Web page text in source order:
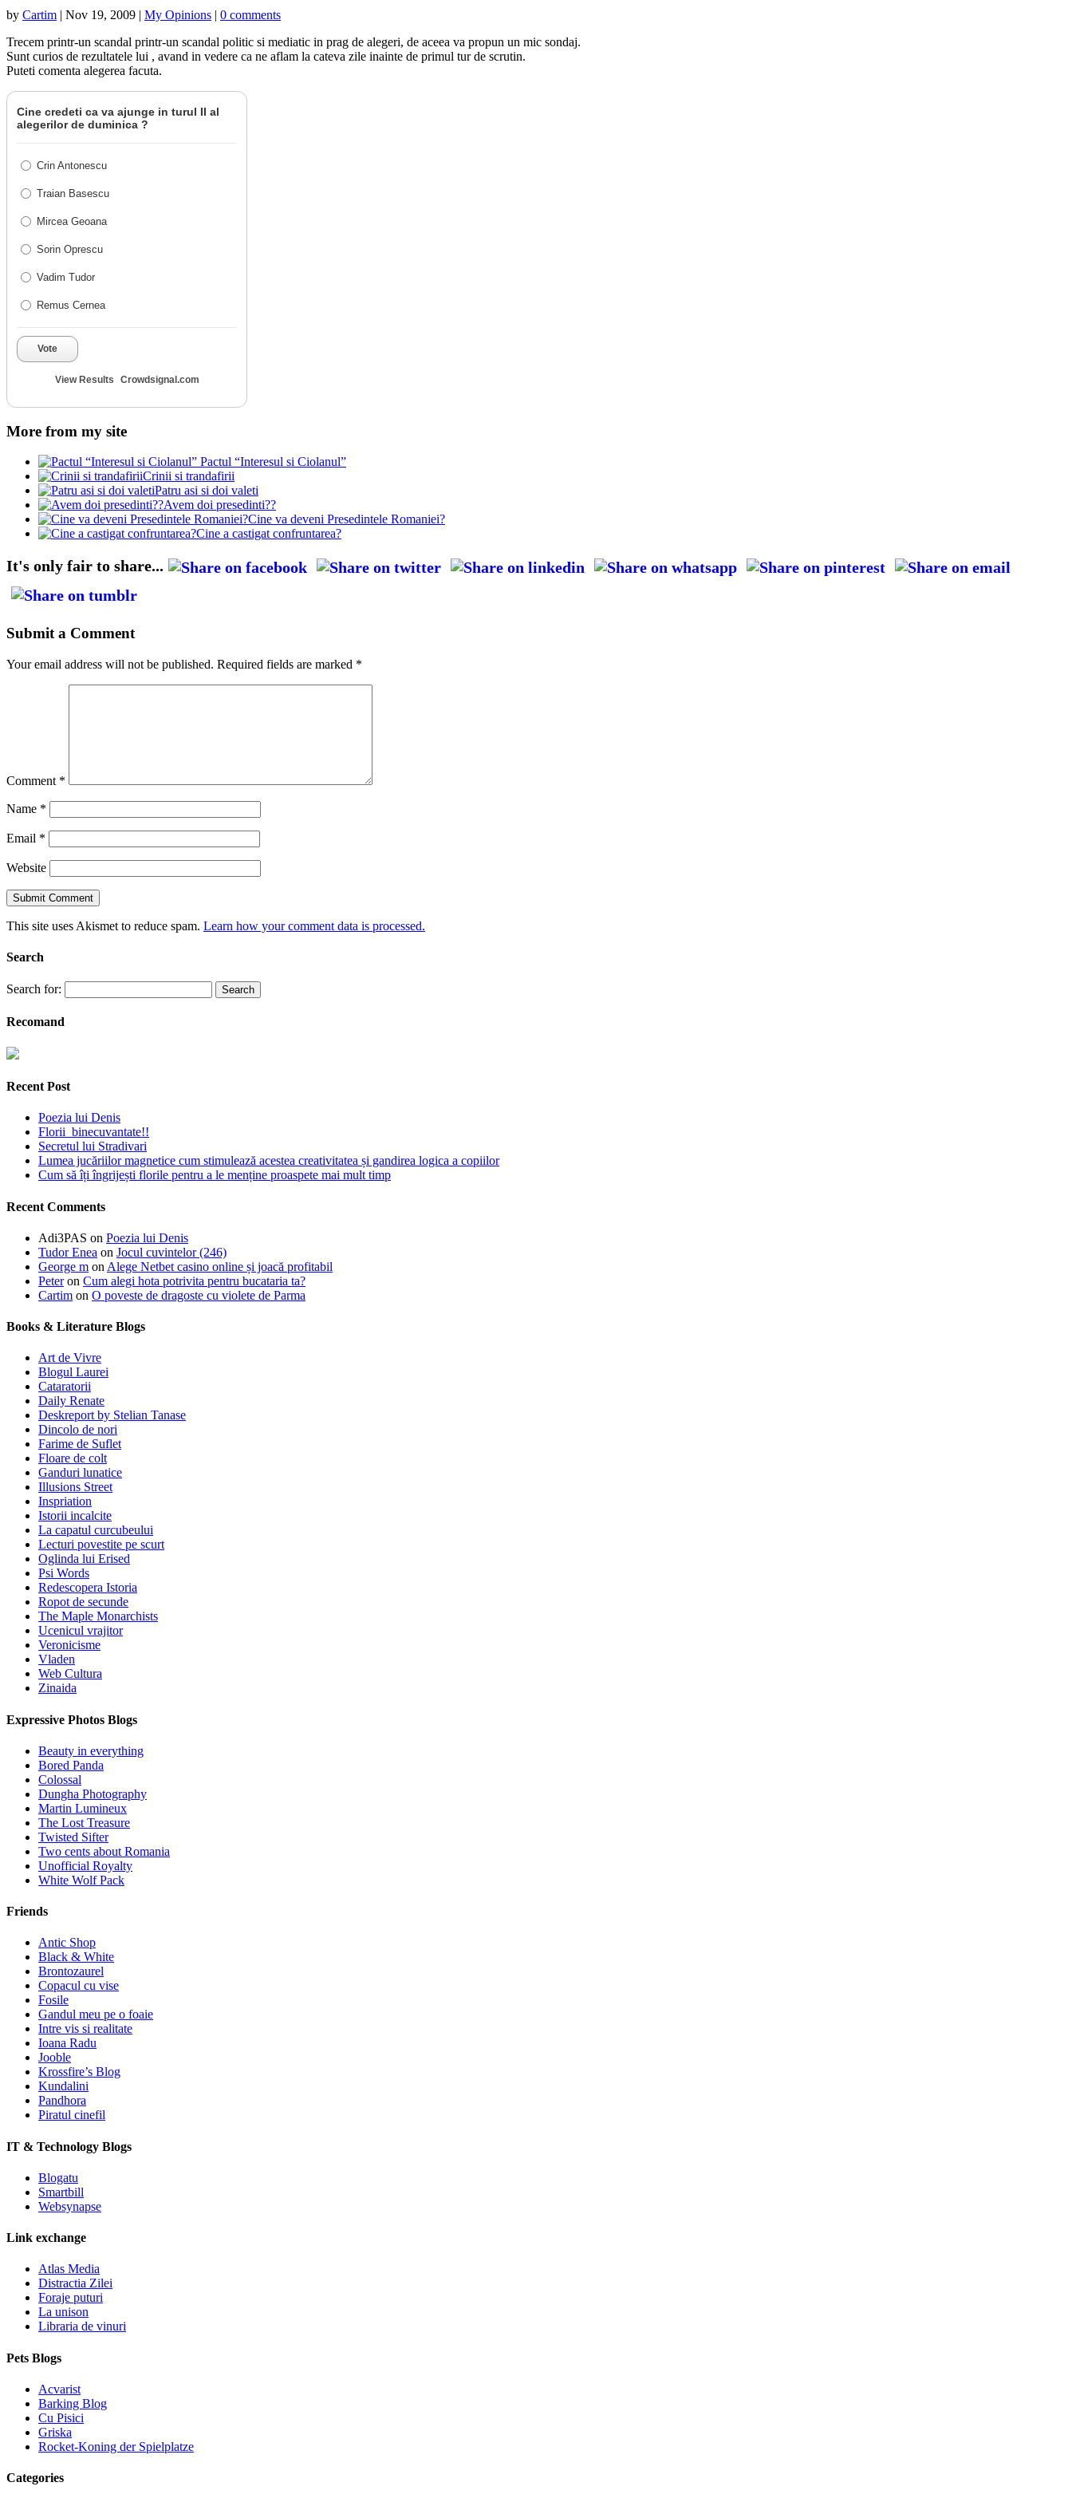
by Cartim | Nov 19, 2009 | My Opinions | 0 comments
Trecem printr-un scandal printr-un scandal politic si mediatic in prag de alegeri, de aceea va propun un mic sondaj.
Sunt curios de rezultatele lui , avand in vedere ca ne aflam la cateva zile inainte de primul tur de scrutin.
Puteti comenta alegerea facuta.
Cine credeti ca va ajunge in turul II al
alegerilor de duminica ?
Crin Antonescu
Traian Basescu
Mircea Geoana
Sorin Oprescu
Vadim Tudor
Remus Cernea
Vote
View Results Crowdsignal.com
More from my site
Pactul “Interesul si Ciolanul”
Crinii si trandafirii
Patru asi si doi valeti
Avem doi presedinti??
Cine va deveni Presedintele Romaniei?
Cine a castigat confruntarea?
It's only fair to share...
Submit a Comment
Your email address will not be published. Required fields are marked *
Comment *
Name *
Email *
Website
This site uses Akismet to reduce spam. Learn how your comment data is processed.
Search
Search for:
Recomand
Recent Post
Poezia lui Denis
Florii binecuvantate!!
Secretul lui Stradivari
Lumea jucăriilor magnetice cum stimulează acestea creativitatea și gandirea logica a copiilor
Cum să îți îngrijești florile pentru a le menține proaspete mai mult timp
Recent Comments
Adi3PAS on Poezia lui Denis
Tudor Enea on Jocul cuvintelor (246)
George m on Alege Netbet casino online și joacă profitabil
Peteron Cum alegi hota potrivita pentru bucataria ta?
Cartim on O poveste de dragoste cu violete de Parma
Books & Literature Blogs
Art de Vivre
Blogul Laurei
Cataratorii
Daily Renate
Deskreport by Stelian Tanase
Dincolo de nori
Farime de Suflet
Floare de colt
Ganduri lunatice
Illusions Street
Inspriation
Istorii incalcite
La capatul curcubeului
Lecturi povestite pe scurt
Oglinda lui Erised
Psi Words
Redescopera Istoria
Ropot de secunde
The Maple Monarchists
Ucenicul vrajitor
Veronicisme
Vladen
Web Cultura
Zinaida
Expressive Photos Blogs
Beauty in everything
Bored Panda
Colossal
Dungha Photography
Martin Lumineux
The Lost Treasure
Twisted Sifter
Two cents about Romania
Unofficial Royalty
White Wolf Pack
Friends
Antic Shop
Black & White
Brontozaurel
Copacul cu vise
Fosile
Gandul meu pe o foaie
Intre vis si realitate
Ioana Radu
Jooble
Krossfire’s Blog
Kundalini
Pandhora
Piratul cinefil
IT & Technology Blogs
Blogatu
Smartbill
Websynapse
Link exchange
Atlas Media
Distractia Zilei
Foraje puturi
La unison
Libraria de vinuri
Pets Blogs
Acvarist
Barking Blog
Cu Pisici
Griska
Rocket-Koning der Spielplatze
Categories